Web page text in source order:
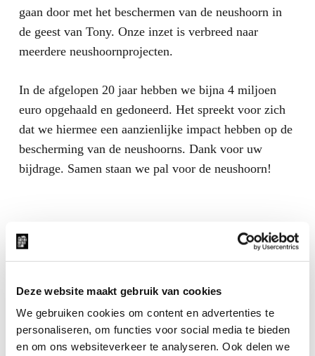
Deze website maakt gebruik van cookies
We gebruiken cookies om content en advertenties te
personaliseren, om functies voor social media te bieden
en om ons websiteverkeer te analyseren. Ook delen we
gaan door met het beschermen van de neushoorn in
de geest van Tony. Onze inzet is verbreed naar
meerdere neushoornprojecten.
In de afgelopen 20 jaar hebben we bijna 4 miljoen
euro opgehaald en gedoneerd. Het spreekt voor zich
dat we hiermee een aanzienlijke impact hebben op de
bescherming van de neushoorns. Dank voor uw
bijdrage. Samen staan we pal voor de neushoorn!